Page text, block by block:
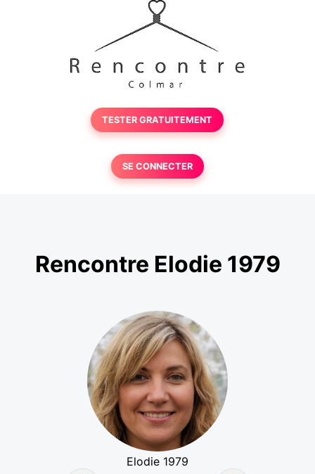
TESTER GRATUITEMENT
SE CONNECTER
Rencontre Elodie 1979
Elodie 1979